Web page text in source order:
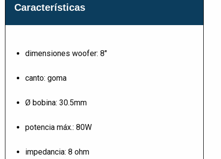
Características
dimensiones woofer: 8"
canto: goma
Ø bobina: 30.5mm
potencia máx.: 80W
impedancia: 8 ohm